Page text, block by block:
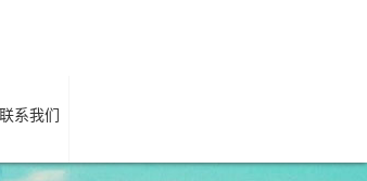
联系我们